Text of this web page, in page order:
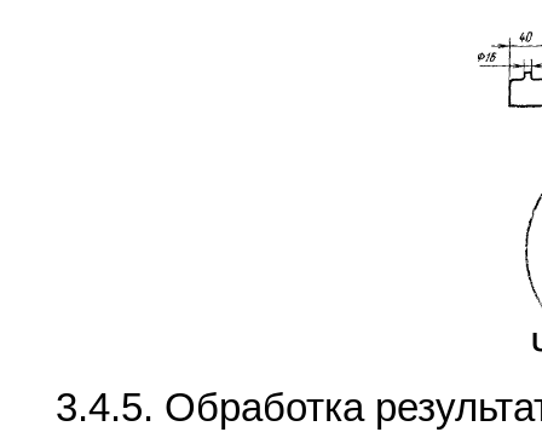
3.4.5. Обработка